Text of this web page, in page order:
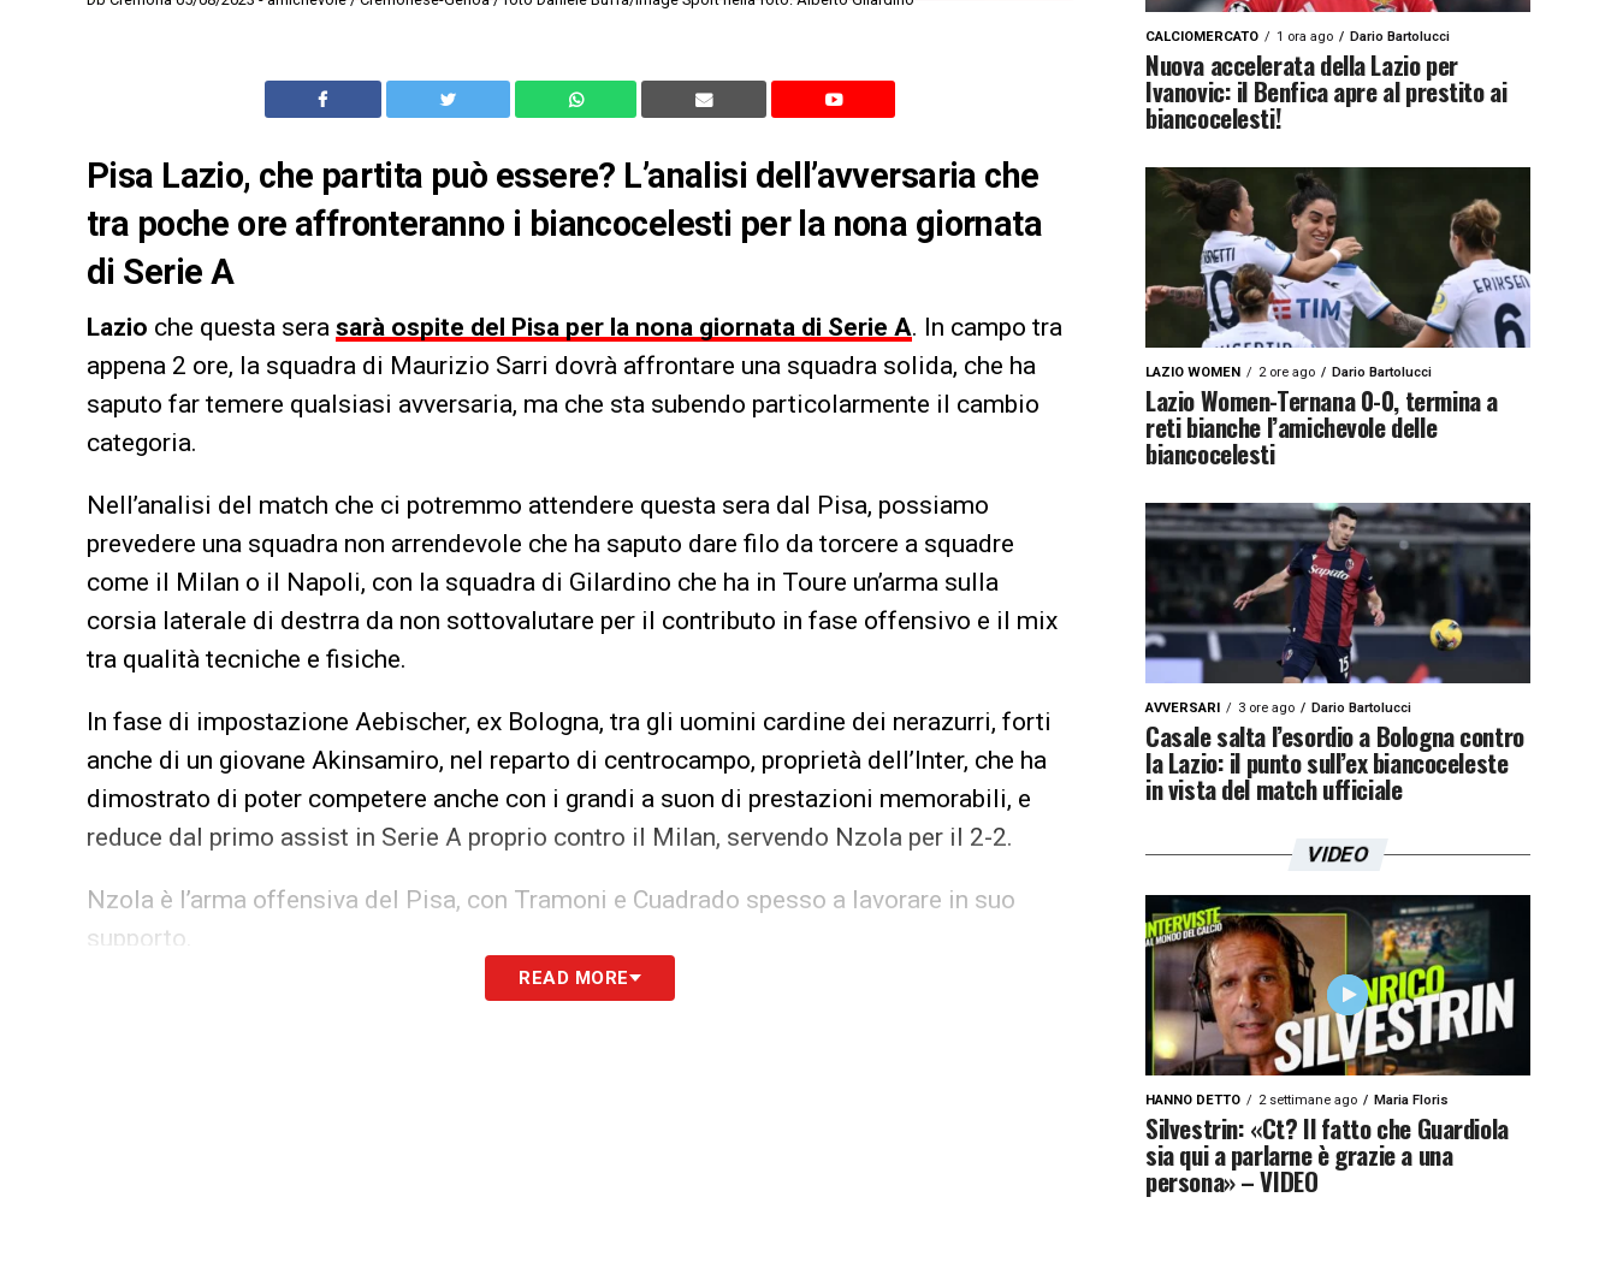
Pisa Lazio, che partita può essere? L’analisi dell’avversaria che
tra poche ore affronteranno i biancocelesti per la nona giornata
di Serie A
Lazio che questa sera sarà ospite del Pisa per la nona giornata di Serie A. In campo tra
appena 2 ore, la squadra di Maurizio Sarri dovrà affrontare una squadra solida, che ha
saputo far temere qualsiasi avversaria, ma che sta subendo particolarmente il cambio
categoria.
Nell’analisi del match che ci potremmo attendere questa sera dal Pisa, possiamo
prevedere una squadra non arrendevole che ha saputo dare filo da torcere a squadre
come il Milan o il Napoli, con la squadra di Gilardino che ha in Toure un’arma sulla
corsia laterale di destrra da non sottovalutare per il contributo in fase offensivo e il mix
tra qualità tecniche e fisiche.
In fase di impostazione Aebischer, ex Bologna, tra gli uomini cardine dei nerazurri, forti
anche di un giovane Akinsamiro, nel reparto di centrocampo, proprietà dell’Inter, che ha
dimostrato di poter competere anche con i grandi a suon di prestazioni memorabili, e
reduce dal primo assist in Serie A proprio contro il Milan, servendo Nzola per il 2-2.
Nzola è l’arma offensiva del Pisa, con Tramoni e Cuadrado spesso a lavorare in suo
supporto.
Pur privo di Albiol, il trio Canestrelli, Caracciolo e Bonfanti compongono una solida fase
READ MORE
CALCIOMERCATO 1 ora ago Dario Bartolucci
Nuova accelerata della Lazio per
Ivanovic: il Benfica apre al prestito ai
biancocelesti!
LAZIO WOMEN 2 ore ago Dario Bartolucci
Lazio Women-Ternana 0-0, termina a
reti bianche l’amichevole delle
biancocelesti
AVVERSARI 3 ore ago Dario Bartolucci
Casale salta l’esordio a Bologna contro
la Lazio: il punto sull’ex biancoceleste
in vista del match ufficiale
VIDEO
HANNO DETTO 2 settimane ago Maria Floris
Silvestrin: «Ct? Il fatto che Guardiola
sia qui a parlarne è grazie a una
persona» – VIDEO